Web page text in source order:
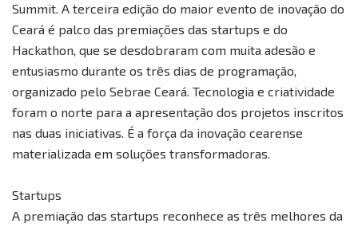
Summit. A terceira edição do maior evento de inovação do
Ceará é palco das premiações das startups e do
Hackathon, que se desdobraram com muita adesão e
entusiasmo durante os três dias de programação,
organizado pelo Sebrae Ceará. Tecnologia e criatividade
foram o norte para a apresentação dos projetos inscritos
nas duas iniciativas. É a força da inovação cearense
materializada em soluções transformadoras.
Startups
A premiação das startups reconhece as três melhores da